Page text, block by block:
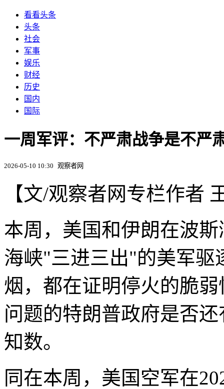
看看头条
头条
社会
军事
娱乐
财经
历史
国内
国际
一周军评：不严肃战争是不严
2026-05-10 10:30 观察者网
【文/观察者网专栏作者
本周，美国和伊朗在波
海峡"三进三出"的美军驱
烟，都在证明停火的脆
问题的特朗普政府是否
知数。
同在本周，美国空军在